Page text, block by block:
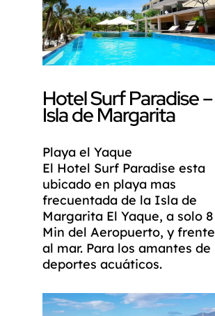
Hotel Surf Paradise –
Isla de Margarita
Playa el Yaque
El Hotel Surf Paradise esta
ubicado en playa mas
frecuentada de la Isla de
Margarita El Yaque, a solo 8
Min del Aeropuerto, y frente
al mar. Para los amantes de
deportes acuáticos.